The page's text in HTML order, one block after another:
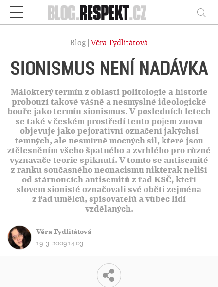
Respekt
Blog | Věra Tydlitátová
SIONISMUS NENÍ NADÁVKA
Málokterý termín z oblasti politologie a historie
probouzí takové vášně a nesmyslné ideologické
bouře jako termín sionismus. V posledních letech
se také v českém prostředí tento pojem znovu
objevuje jako pejorativní označení jakýchsi
temných, ale nesmírně mocných sil, které jsou
ztělesněním všeho špatného a zvrhlého pro různé
vyznavače teorie spiknutí. V tomto se antisemité
z ranku současného neonacismu nikterak neliší
od stárnoucích antisemitů z řad KSČ, kteří
slovem sionisté označovali své oběti zejména
z řad umělců, spisovatelů a vůbec lidí
vzdělaných.
Věra Tydlitátová
19. 3. 2009 14:03